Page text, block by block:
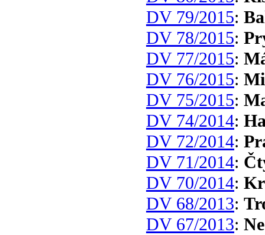
DV 79/2015:
DV 78/2015:
DV 77/2015:
DV 76/2015:
DV 75/2015:
DV 74/2014:
DV 72/2014:
DV 71/2014:
DV 70/2014:
DV 68/2013:
DV 67/2013: